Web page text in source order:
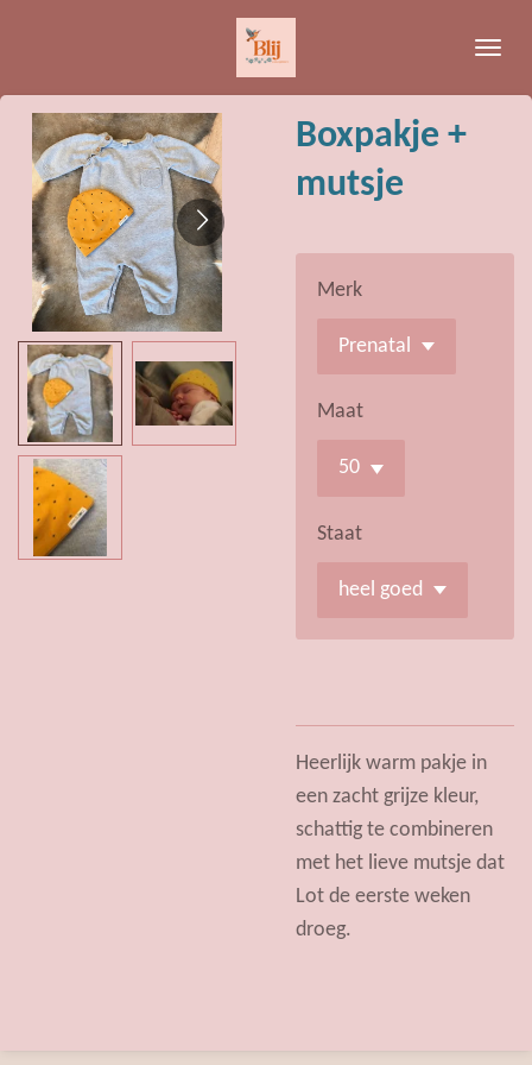
naar
de
hoofdinhoud
Boxpakje +
mutsje
Merk
Maat
Staat
Heerlijk warm pakje in
een zacht grijze kleur,
schattig te combineren
met het lieve mutsje dat
Lot de eerste weken
droeg.